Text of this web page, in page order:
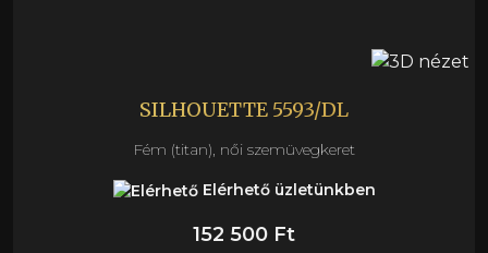
SILHOUETTE 5593/DL
Fém (titan), női szemüvegkeret
Elérhető üzletünkben
152 500 Ft